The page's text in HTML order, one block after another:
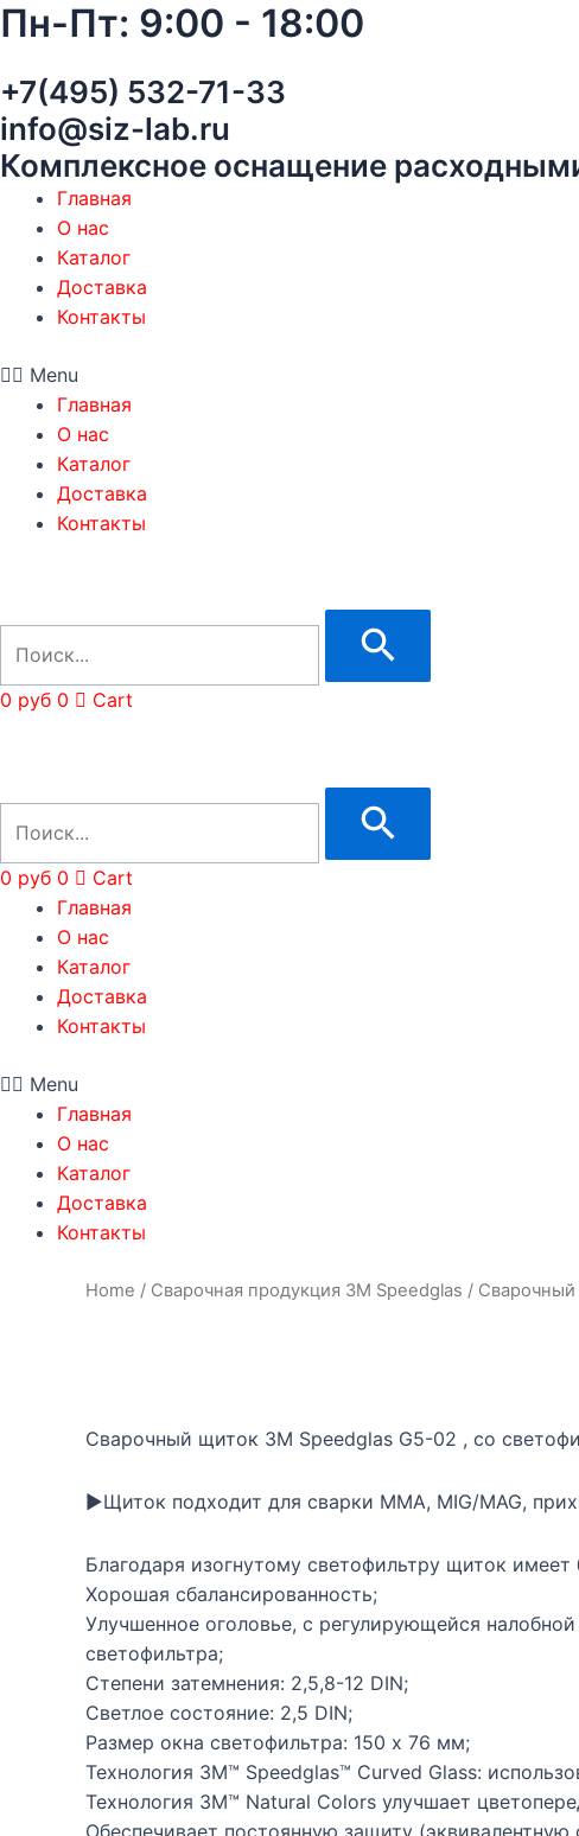
Перейти
к
содержимому
Пн-Пт: 9:00 - 18:00
+7(495) 532-71-33
info@siz-lab.ru
Комплексное оснащение
Главная
О нас
Каталог
Доставка
Контакты
Menu
Главная
О нас
Каталог
Доставка
Контакты
0 руб 0 Cart
0 руб 0
Cart
Главная
О нас
Каталог
Доставка
Контакты
Menu
Главная
О нас
Каталог
Доставка
Контакты
Home / Сварочная продукция 3М Speedglas / Сварочный
Сварочный щиток 3M Speedglas G5-02 , со
►Щиток подходит для сварки MMA, MIG/MAG,
Благодаря изогнутому светофильтру щиток
Хорошая сбалансированность;
Улучшенное оголовье, с регулирующейся
светофильтра;
Степени затемнения: 2,5,8-12 DIN;
Светлое состояние: 2,5 DIN;
Размер окна светофильтра: 150 х 76 мм;
Технология 3M™ Speedglas™ Curved Glass:
Технология 3M™ Natural Colors улучшает
Сварочный
02
арт
quantity